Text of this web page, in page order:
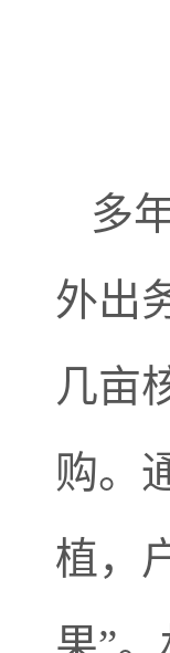
多
外出
几亩
购。
植，